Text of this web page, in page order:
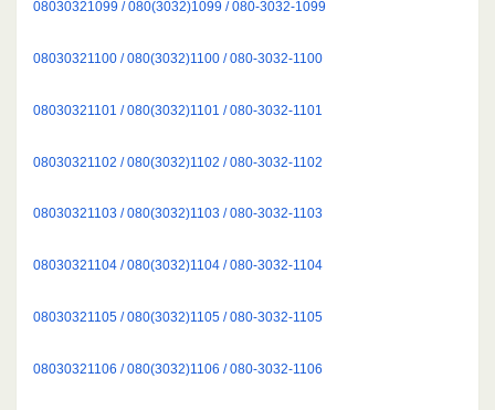
08030321099 / 080(3032)1099 / 080-3032-1099
08030321100 / 080(3032)1100 / 080-3032-1100
08030321101 / 080(3032)1101 / 080-3032-1101
08030321102 / 080(3032)1102 / 080-3032-1102
08030321103 / 080(3032)1103 / 080-3032-1103
08030321104 / 080(3032)1104 / 080-3032-1104
08030321105 / 080(3032)1105 / 080-3032-1105
08030321106 / 080(3032)1106 / 080-3032-1106